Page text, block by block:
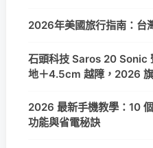
2026年美國旅行指南：台
石頭科技 Saros 20 Sonic
地＋4.5cm 越障，2026
2026 最新手機教學：10
功能與省電秘訣